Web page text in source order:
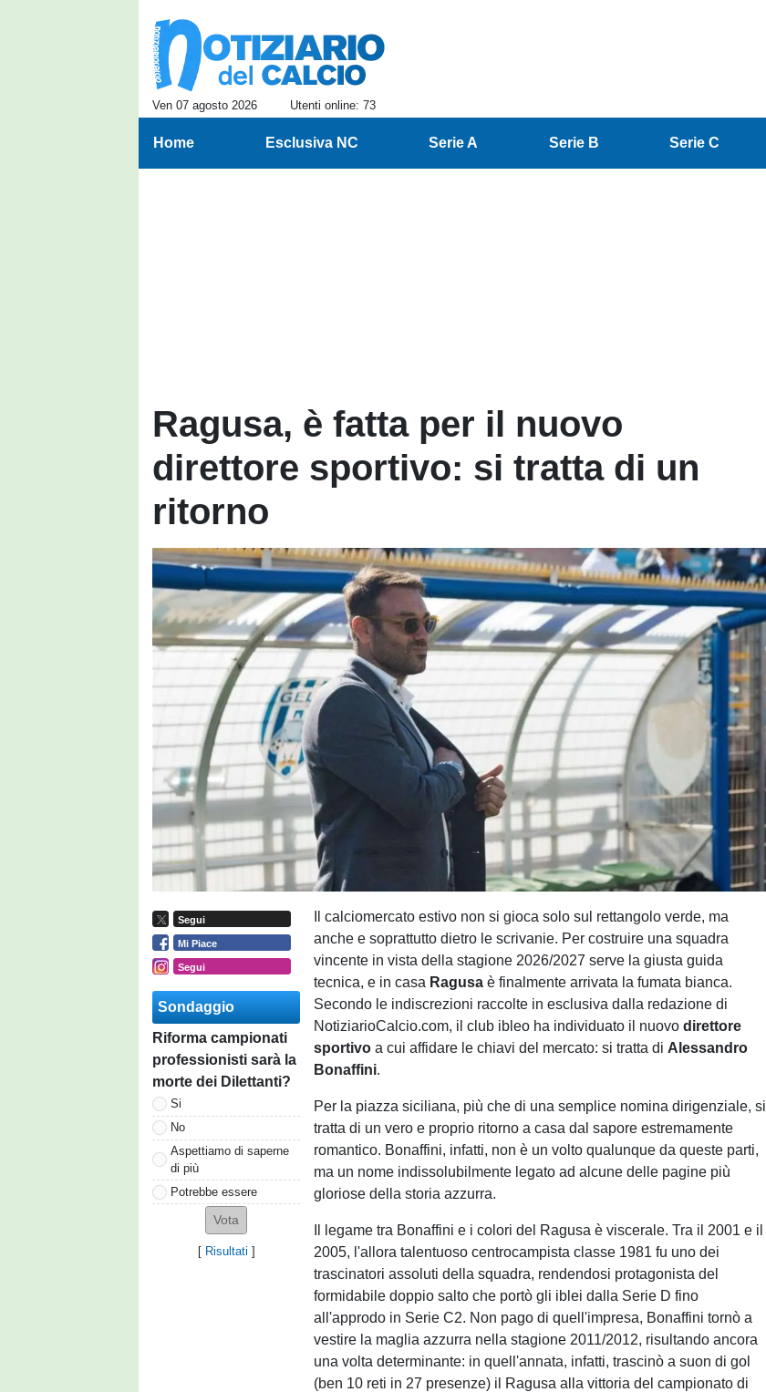
Ven 07 agosto 2026 Utenti online: 73
Home Esclusiva NC Serie A Serie B Serie C
Ragusa, è fatta per il nuovo
direttore sportivo: si tratta di un
ritorno
Segui
Mi Piace
Segui
Sondaggio
Riforma campionati
professionisti sarà la
morte dei Dilettanti?
Si
No
Aspettiamo di saperne
di più
Potrebbe essere
[ Risultati ]
Il calciomercato estivo non si gioca solo sul rettangolo verde, ma
anche e soprattutto dietro le scrivanie. Per costruire una squadra
vincente in vista della stagione 2026/2027 serve la giusta guida
tecnica, e in casa Ragusaè finalmente arrivata la fumata bianca.
Secondo le indiscrezioni raccolte in esclusiva dalla redazione di
NotiziarioCalcio.com, il club ibleo ha individuato il nuovodirettore
sportivo a cui affidare le chiavi del mercato: si tratta di Alessandro
Bonaffini.
Per la piazza siciliana, più che di una semplice nomina dirigenziale, si
tratta di un vero e proprio ritorno a casa dal sapore estremamente
romantico. Bonaffini, infatti, non è un volto qualunque da queste parti,
ma un nome indissolubilmente legato ad alcune delle pagine più
gloriose della storia azzurra.
Il legame tra Bonaffini e i colori del Ragusa è viscerale. Tra il 2001 e il
2005, l'allora talentuoso centrocampista classe 1981 fu uno dei
trascinatori assoluti della squadra, rendendosi protagonista del
formidabile doppio salto che portò gli iblei dalla Serie D fino
all'approdo in Serie C2. Non pago di quell'impresa, Bonaffini tornò a
vestire la maglia azzurra nella stagione 2011/2012, risultando ancora
una volta determinante: in quell'annata, infatti, trascinò a suon di gol
(ben 10 reti in 27 presenze) il Ragusa alla vittoria del campionato di